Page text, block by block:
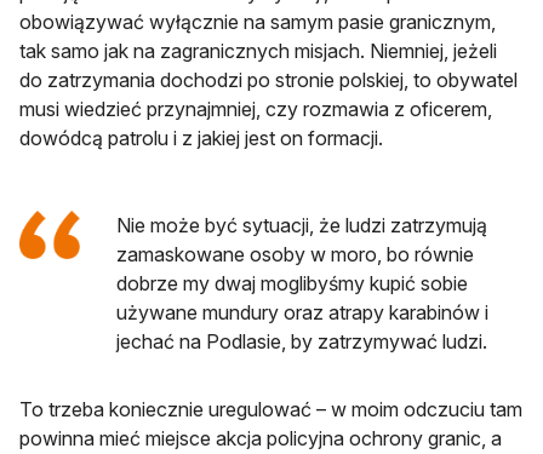
obowiązywać wyłącznie na samym pasie granicznym,
tak samo jak na zagranicznych misjach. Niemniej, jeżeli
do zatrzymania dochodzi po stronie polskiej, to obywatel
musi wiedzieć przynajmniej, czy rozmawia z oficerem,
dowódcą patrolu i z jakiej jest on formacji.
Nie może być sytuacji, że ludzi zatrzymują
zamaskowane osoby w moro, bo równie
dobrze my dwaj moglibyśmy kupić sobie
używane mundury oraz atrapy karabinów i
jechać na Podlasie, by zatrzymywać ludzi.
To trzeba koniecznie uregulować – w moim odczuciu tam
powinna mieć miejsce akcja policyjna ochrony granic, a